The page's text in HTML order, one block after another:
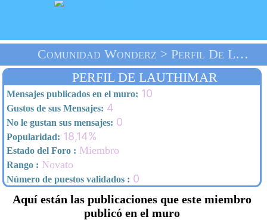
Comunidad Wonderz > Perfil De Lauthimar > Inicio
PERFIL DE LAUTHIMAR
Mensajes publicados en el muro: 10
Gustos de sus Mensajes: 4
No le gustan sus mensajes: 0
Popularidad: 18,14%
Estado del Foro : Miembro
Rango : Novato
Número de puestos validados : 0
Aquí están las publicaciones que este miembro
publicó en el muro